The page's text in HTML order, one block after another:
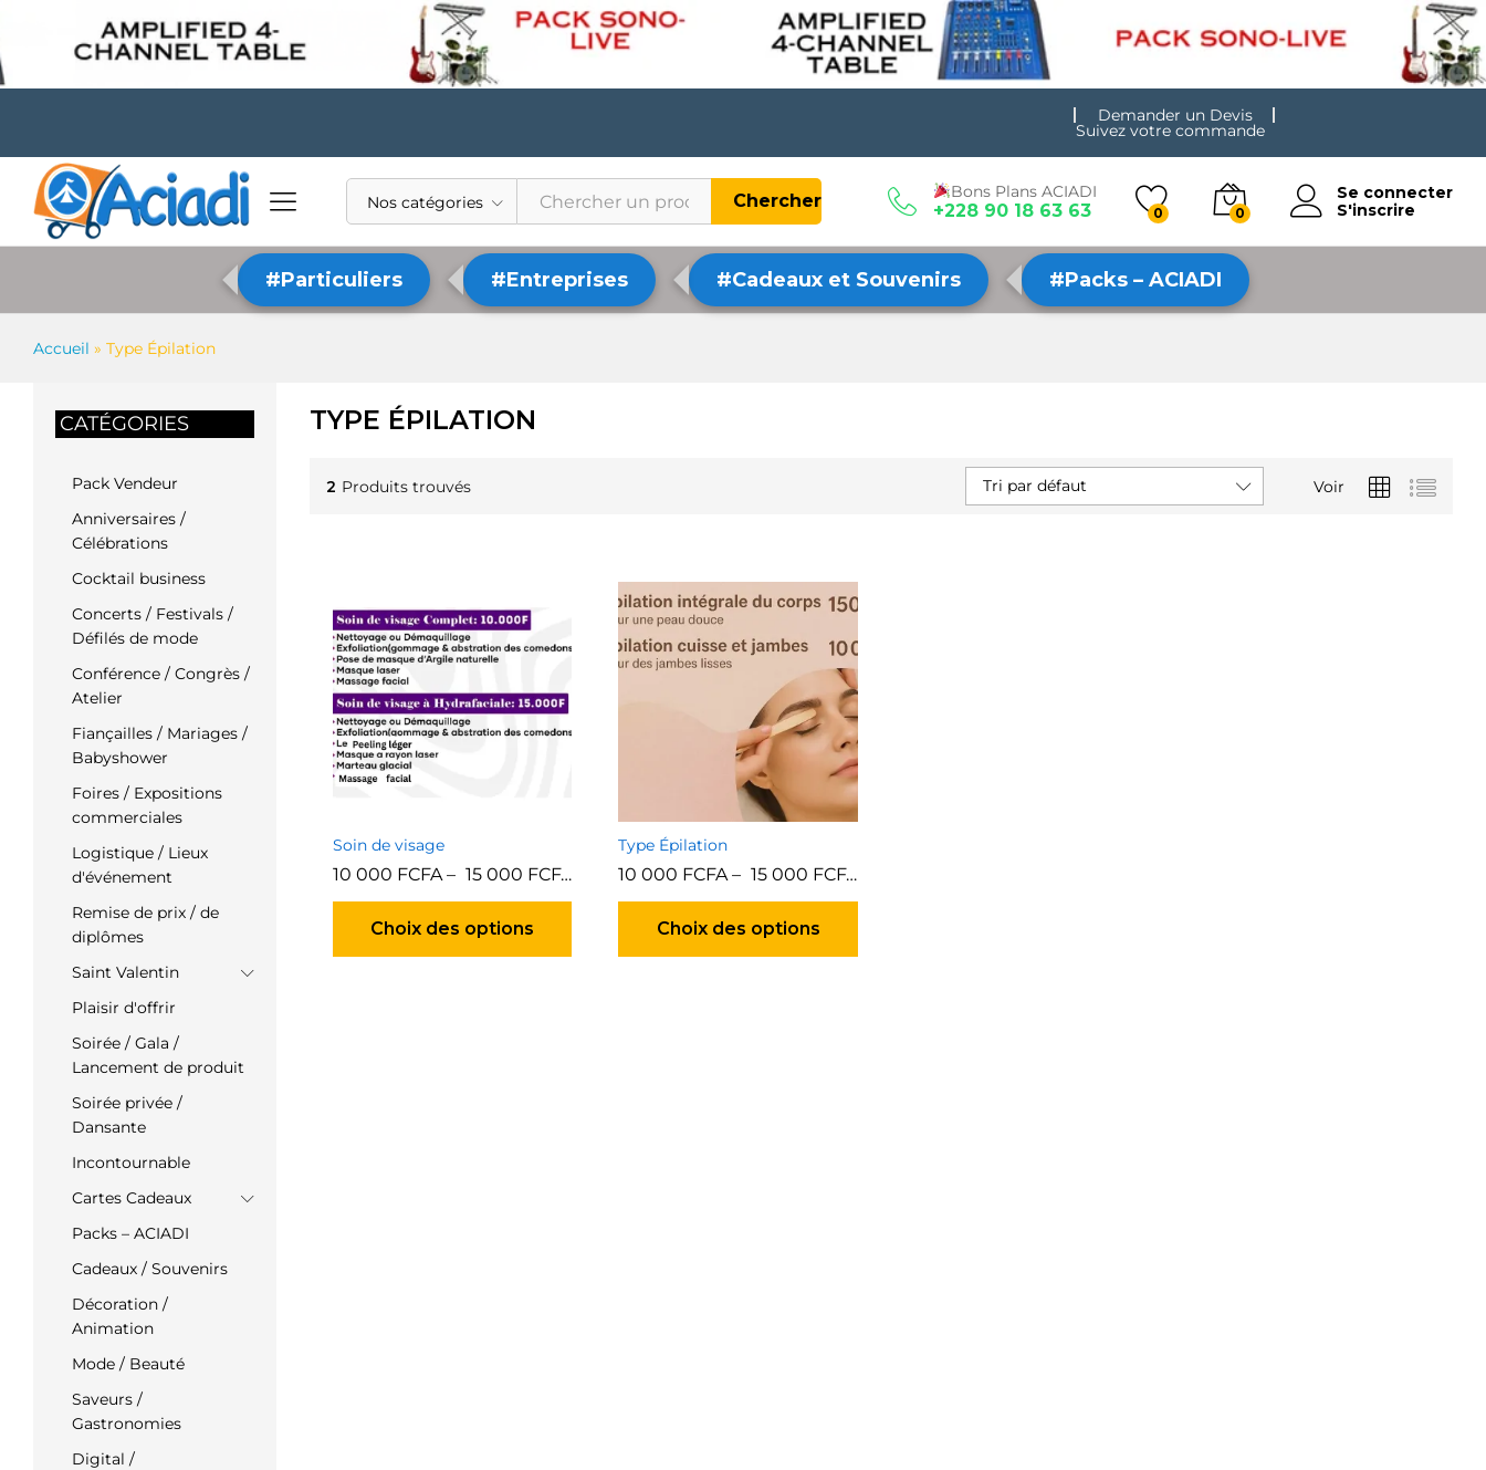
Demander un Devis
Suivez votre commande
Nos catégories Chercher Bons Plans ACIADI
+228 90 18 63 63 0 0
Se connecter
S'inscrire
#Particuliers #Entreprises #Cadeaux et Souvenirs #Packs – ACIADI
Accueil » Type Épilation
TYPE ÉPILATION
2 Produits trouvés Voir
Tri par défaut
Soin de visage
10 000 FCFA– 15 000 FCFA
Choix des options
Type Épilation
10 000 FCFA – 15 000 FCFA
Choix des options
CATÉGORIES
Pack Vendeur
Anniversaires /
Célébrations
Cocktail business
Concerts / Festivals /
Défilés de mode
Conférence / Congrès /
Atelier
Fiançailles / Mariages /
Babyshower
Foires / Expositions
commerciales
Logistique / Lieux
d'événement
Remise de prix / de
diplômes
Saint Valentin
Plaisir d'offrir
Soirée / Gala /
Lancement de produit
Soirée privée /
Dansante
Incontournable
Cartes Cadeaux
Packs – ACIADI
Cadeaux / Souvenirs
Décoration /
Animation
Mode / Beauté
Saveurs /
Gastronomies
Digital /